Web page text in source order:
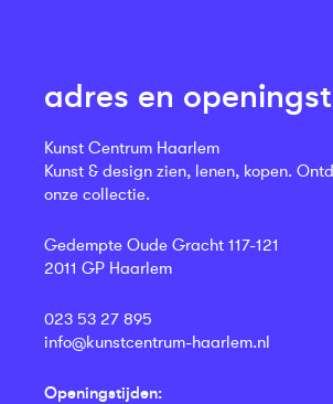
adres en
Kunst Centrum Haarlem
Kunst & design zien, lenen, kopen.
onze collectie.
Gedempte Oude Gracht 117-121
2011 GP Haarlem
023 53 27 895
info@kunstcentrum-haarlem.nl
Openingstijden: